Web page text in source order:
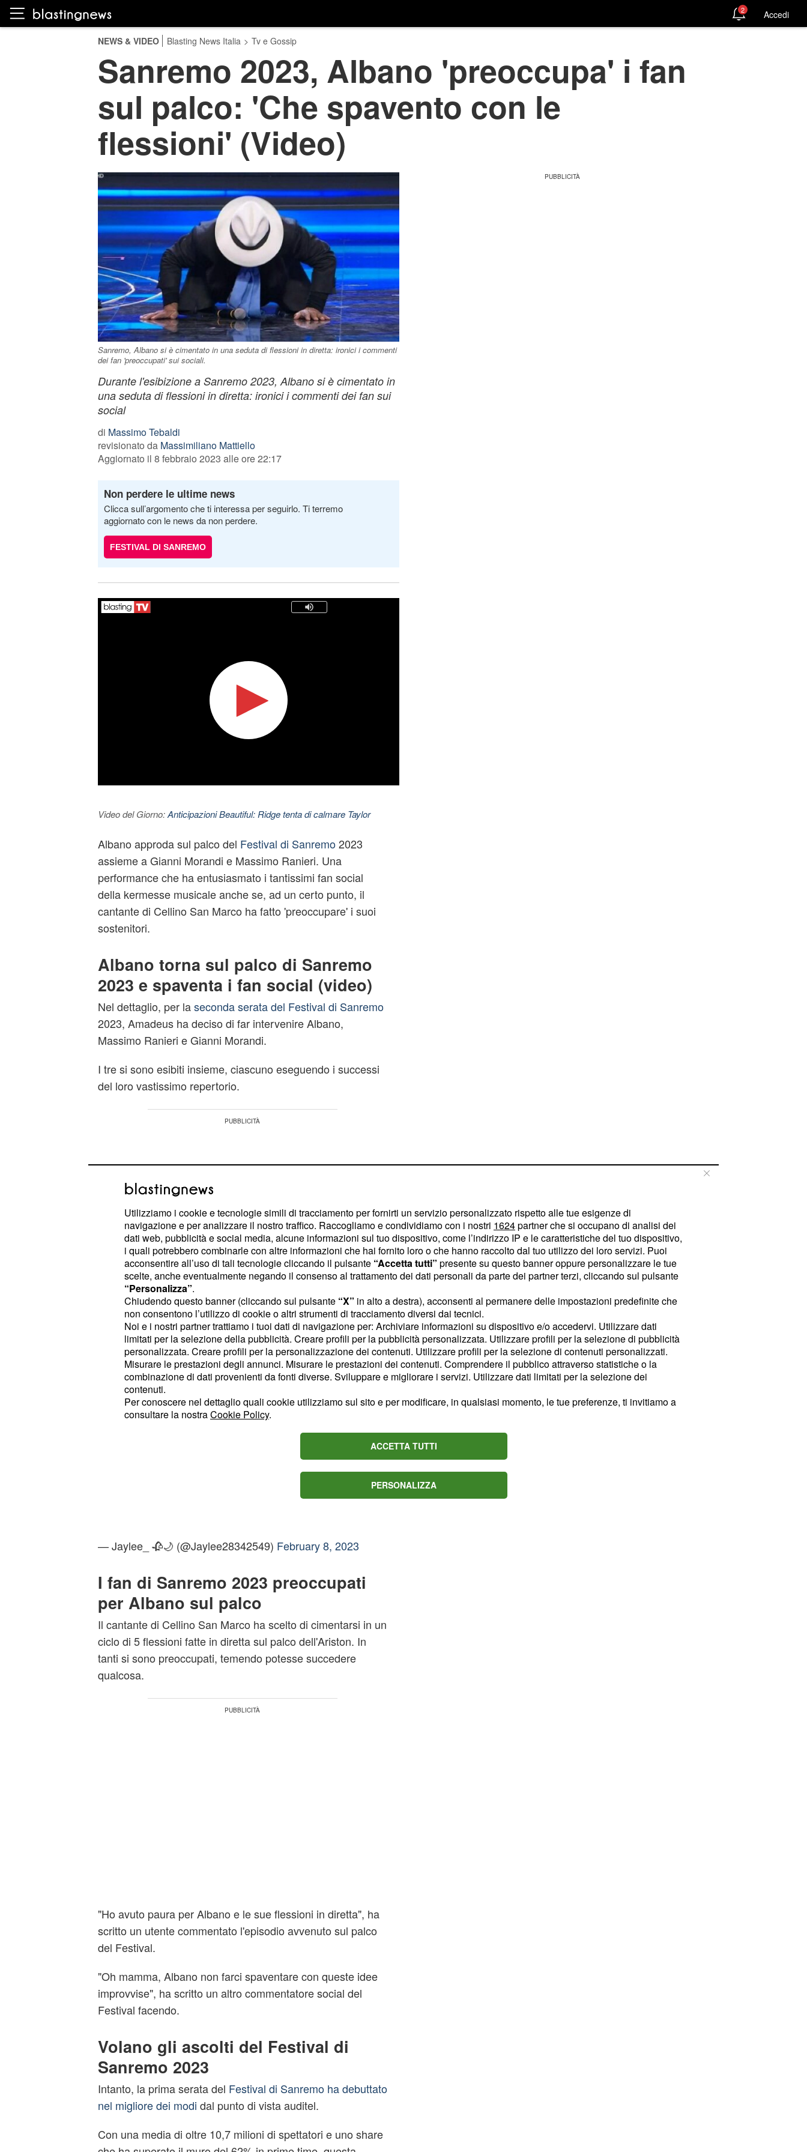
2 Accedi
NEWS & VIDEO Blasting News Italia > Tv e Gossip
Sanremo 2023, Albano 'preoccupa' i fan
sul palco: 'Che spavento con le
flessioni' (Video)
Sanremo, Albano si è cimentato in una seduta di flessioni in diretta: ironici i commenti
dei fan 'preoccupati' sui sociali.
Durante l'esibizione a Sanremo 2023, Albano si è cimentato in
una seduta di flessioni in diretta: ironici i commenti dei fan sui
social
di Massimo Tebaldi
revisionato da Massimiliano Mattiello
Aggiornato il 8 febbraio 2023 alle ore 22:17
Non perdere le ultime news
Clicca sull’argomento che ti interessa per seguirlo. Ti terremo
aggiornato con le news da non perdere.
FESTIVAL DI SANREMO
Video del Giorno:Anticipazioni Beautiful: Ridge tenta di calmare Taylor
Albano approda sul palco del Festival di Sanremo2023
assieme a Gianni Morandi e Massimo Ranieri. Una
performance che ha entusiasmato i tantissimi fan social
della kermesse musicale anche se, ad un certo punto, il
cantante di Cellino San Marco ha fatto 'preoccupare' i suoi
sostenitori.
Albano torna sul palco di Sanremo
2023 e spaventa i fan social (video)
Nel dettaglio, per laseconda serata del Festival di Sanremo
2023, Amadeus ha deciso di far intervenire Albano,
Massimo Ranieri e Gianni Morandi.
I tre si sono esibiti insieme, ciascuno eseguendo i successi
del loro vastissimo repertorio.
Un momento che è stato particolarmente apprezzato dal
pubblico social che, in quel momento, stava seguendo e
commentando la kermesse in diretta televisiva.
Ad un certo punto, però, c'è stato il colpo di scena
inaspettato: dopo la splendida performance, Albano ha fatto
'preoccupare' i suoi fan.
#Sanremo2023
— Jaylee_ 🥀🌙 (@Jaylee28342549) February 8, 2023
I fan di Sanremo 2023 preoccupati
per Albano sul palco
Il cantante di Cellino San Marco ha scelto di cimentarsi in un
ciclo di 5 flessioni fatte in diretta sul palco dell'Ariston. In
tanti si sono preoccupati, temendo potesse succedere
qualcosa.
"Ho avuto paura per Albano e le sue flessioni in diretta", ha
scritto un utente commentato l'episodio avvenuto sul palco
del Festival.
"Oh mamma, Albano non farci spaventare con queste idee
improvvise", ha scritto un altro commentatore social del
Festival facendo.
Volano gli ascolti del Festival di
Sanremo 2023
Intanto, la prima serata del Festival di Sanremo ha debuttato
nel migliore dei modi dal punto di vista auditel.
Con una media di oltre 10,7 milioni di spettatori e uno share
Utilizziamo i cookie e tecnologie simili di tracciamento per fornirti un servizio personalizzato rispetto alle tue esigenze di
navigazione e per analizzare il nostro traffico. Raccogliamo e condividiamo con i nostri 1624partner che si occupano di analisi dei
dati web, pubblicità e social media, alcune informazioni sul tuo dispositivo, come l’indirizzo IP e le caratteristiche del tuo dispositivo,
i quali potrebbero combinarle con altre informazioni che hai fornito loro o che hanno raccolto dal tuo utilizzo dei loro servizi. Puoi
acconsentire all’uso di tali tecnologie cliccando il pulsante “Accetta tutti” presente su questo banner oppure personalizzare le tue
scelte, anche eventualmente negando il consenso al trattamento dei dati personali da parte dei partner terzi, cliccando sul pulsante
“Personalizza”.
Chiudendo questo banner (cliccando sul pulsante “X” in alto a destra), acconsenti al permanere delle impostazioni predefinite che
non consentono l’utilizzo di cookie o altri strumenti di tracciamento diversi dai tecnici.
Noi e i nostri partner trattiamo i tuoi dati di navigazione per: Archiviare informazioni su dispositivo e/o accedervi. Utilizzare dati
limitati per la selezione della pubblicità. Creare profili per la pubblicità personalizzata. Utilizzare profili per la selezione di pubblicità
personalizzata. Creare profili per la personalizzazione dei contenuti. Utilizzare profili per la selezione di contenuti personalizzati.
Misurare le prestazioni degli annunci. Misurare le prestazioni dei contenuti. Comprendere il pubblico attraverso statistiche o la
combinazione di dati provenienti da fonti diverse. Sviluppare e migliorare i servizi. Utilizzare dati limitati per la selezione dei
contenuti.
Per conoscere nel dettaglio quali cookie utilizziamo sul sito e per modificare, in qualsiasi momento, le tue preferenze, ti invitiamo a
consultare la nostraCookie Policy.
ACCETTA TUTTI
PERSONALIZZA